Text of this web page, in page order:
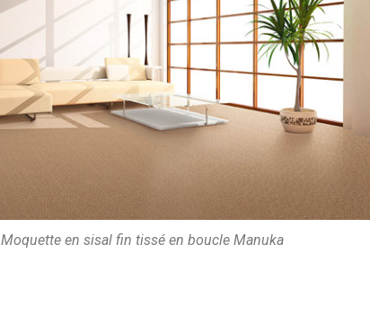
Moquette en sisal fin tissé en boucle Manuka